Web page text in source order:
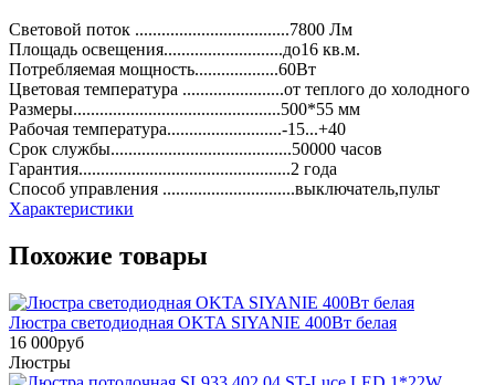
Световой поток ...................................7800 Лм
Площадь освещения...........................до16 кв.м.
Потребляемая мощность...................60Вт
Цветовая температура .......................от теплого до холодного
Размеры...............................................500*55 мм
Рабочая температура..........................-15...+40
Срок службы.........................................50000 часов
Гарантия................................................2 года
Способ управления ..............................выключатель,пульт
Характеристики
Похожие товары
Люстра светодиодная OKTA SIYANIE 400Вт белая
16 000руб
Люстры